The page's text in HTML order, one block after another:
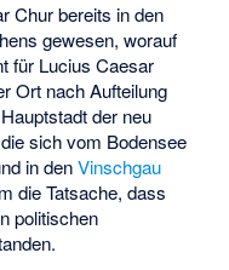
Chur bereits in den
gewesen, worauf
für Lucius Caesar
Ort nach Aufteilung
der neu
sich vom Bodensee
in denVinschgau
die Tatsache, dass
politischen